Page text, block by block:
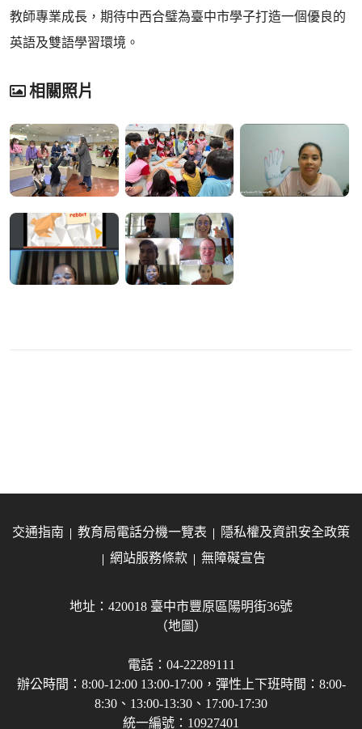
教師專業成長，期待中西合璧為臺中市學子打造一個優良的
英語及雙語學習環境。
相關照片
交通指南 教育局電話分機一覽表
隱私權及資訊安全政策
網站服務條款
無障礙宣告
地址：420018 臺中市豐原區陽明街36號
（地圖）
電話：04-22289111
辦公時間：8:00-12:00 13:00-17:00，彈性上下班時間：8:00-
8:30、13:00-13:30、17:00-17:30
統一編號：10927401